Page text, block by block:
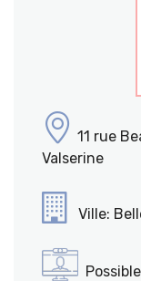
11 rue
Valserine
Ville: